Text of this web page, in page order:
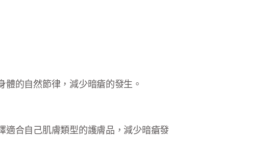
的自然節律，減少暗瘡的發生。
合自己肌膚類型的護膚品，減少暗瘡發